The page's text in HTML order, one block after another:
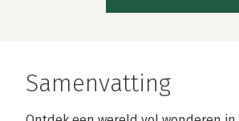
Samenvatting